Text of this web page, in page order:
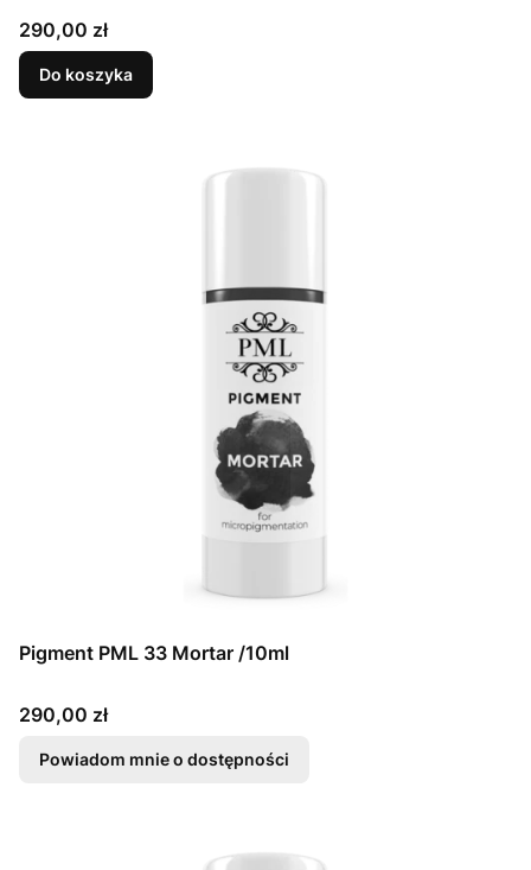
Cena
290,00 zł
Do koszyka
Pigment PML 33 Mortar /10ml
Cena
290,00 zł
Powiadom mnie o dostępności